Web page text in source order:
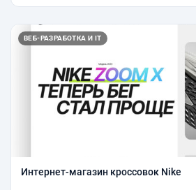
ВЕБ-РАЗРАБОТКА И IT
Интернет-магазин кроссовок Nike